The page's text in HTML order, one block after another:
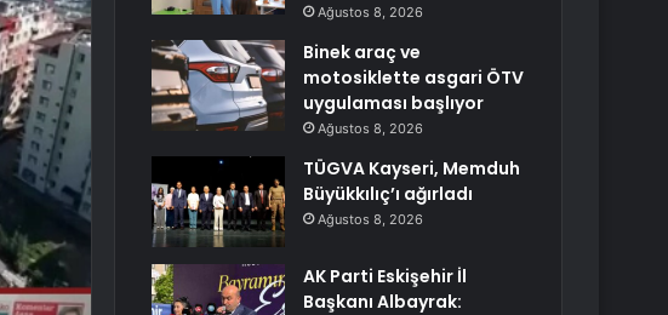
Ağustos 8, 2026
Binek araç ve
motosiklette asgari ÖTV
uygulaması başlıyor
Ağustos 8, 2026
TÜGVA Kayseri, Memduh
Büyükkılıç’ı ağırladı
Ağustos 8, 2026
AK Parti Eskişehir İl
Başkanı Albayrak: